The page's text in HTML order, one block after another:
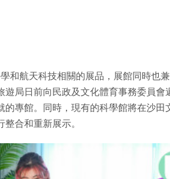
和航天科技相關的展品，展館同時也
局日前向民政及文化體育事務委員會
專館。同時，現有的科學館將在沙田
合和重新展示。